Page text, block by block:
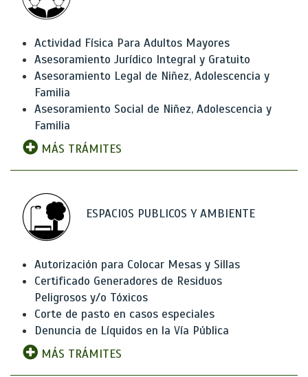
Actividad Física Para Adultos Mayores
Asesoramiento Jurídico Integral y Gratuito
Asesoramiento Legal de Niñez, Adolescencia y
Familia
Asesoramiento Social de Niñez, Adolescencia y
Familia
MÁS TRÁMITES
ESPACIOS PUBLICOS Y AMBIENTE
Autorización para Colocar Mesas y Sillas
Certificado Generadores de Residuos
Peligrosos y/o Tóxicos
Corte de pasto en casos especiales
Denuncia de Líquidos en la Vía Pública
MÁS TRÁMITES